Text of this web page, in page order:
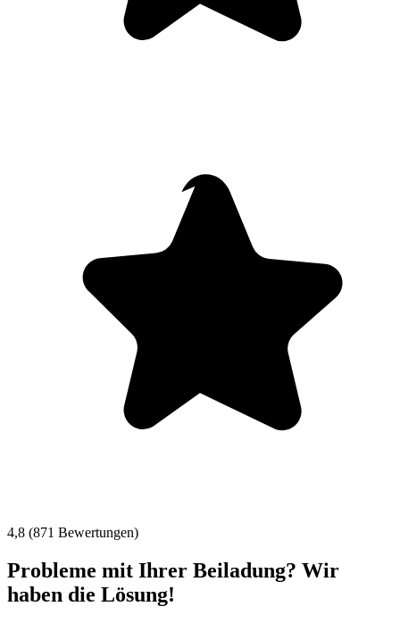
4,8 (871 Bewertungen)
Probleme mit Ihrer Beiladung? Wir
haben die Lösung!